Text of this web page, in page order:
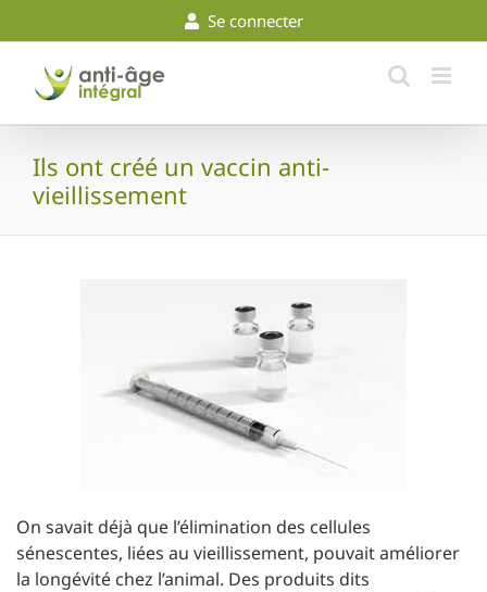
to
content
Se connecter
Ils ont créé un vaccin anti-
vieillissement
On savait déjà que l’élimination des cellules
sénescentes, liées au vieillissement, pouvait améliorer
la longévité chez l’animal. Des produits dits